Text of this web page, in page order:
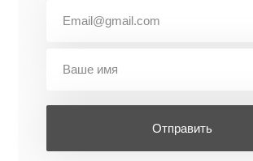
Отправить